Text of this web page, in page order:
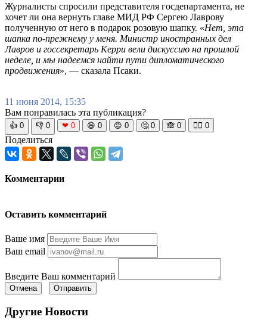
Журналисты спросили представителя госдепартамента, не
хочет ли она вернуть главе МИД РФ Сергею Лаврову
полученную от него в подарок розовую шапку. «Нет, эта
шапка по-прежнему у меня. Министр иностранных дел
Лавров и госсекретарь Керри вели дискуссию на прошлой
неделе, и мы надеемся найти пути дипломатического
продвижения», — сказала Псаки.
11 июня 2014, 15:35
Вам понравилась эта публикация?
👍 0 👎 0 ❤ 0 😆 0 😡 0 🤔 0 🙈 0 🧘‍♀️ 0
Поделиться
Комментарии
Оставить комментарий
Ваше имя
Ваш email
Введите Ваш комментарий
Отмена Отправить
Другие Новости